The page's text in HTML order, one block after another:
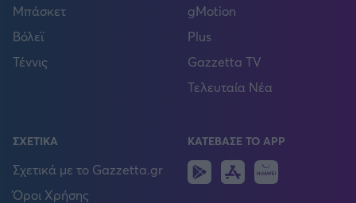
Μπάσκετ
Βόλεϊ
Τέννις
gMotion
Plus
Gazzetta TV
Τελευταία Νέα
ΣΧΕΤΙΚΑ
Σχετικά με το Gazzetta.gr
Όροι Χρήσης
ΚΑΤΕΒΑΣΕ ΤΟ APP
Android
IOS